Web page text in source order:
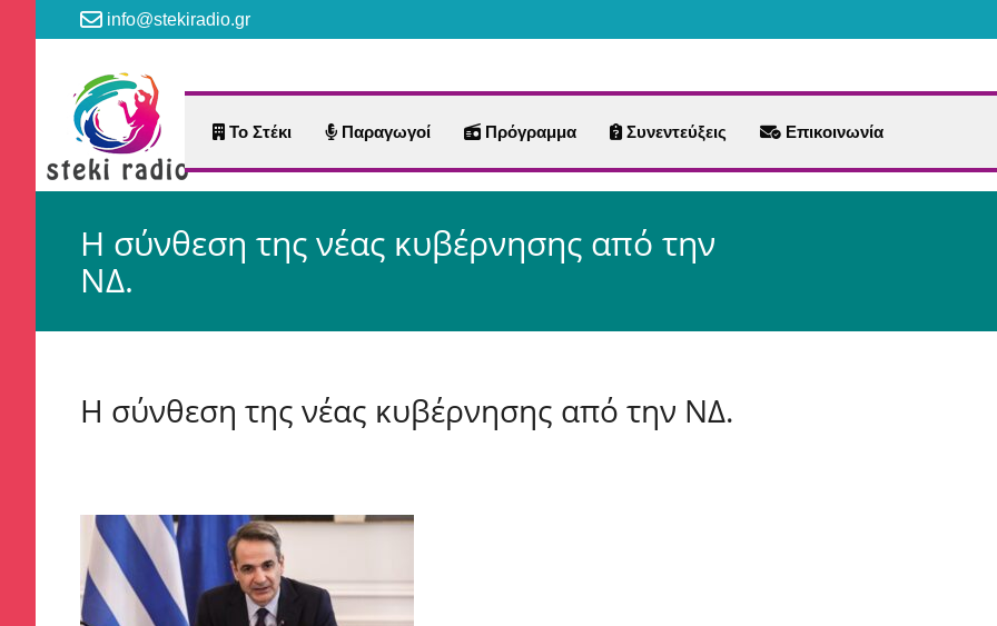
info@stekiradio.gr
Το Στέκι Παραγωγοί Πρόγραμμα Συνεντεύξεις Επικοινωνία
Η σύνθεση της νέας κυβέρνησης από την
ΝΔ.
Η σύνθεση της νέας κυβέρνησης από την ΝΔ.